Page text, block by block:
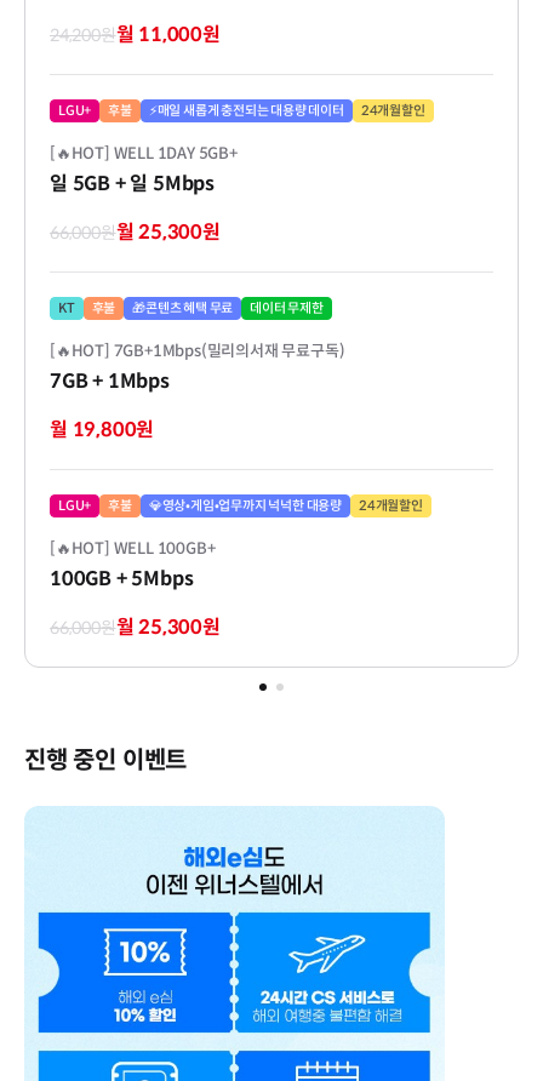
24,200원월 11,000원
LGU+ 후불 ⚡매일 새롭게 충전되는 대용량 데이터 24개월할인
[🔥HOT] WELL 1DAY 5GB+
일 5GB+ 일 5Mbps
66,000원월 25,300원
KT 후불 🎁콘텐츠 혜택 무료 데이터 무제한
[🔥HOT] 7GB+1Mbps(밀리의서재 무료구독)
7GB+ 1Mbps
월 19,800원
LGU+ 후불 💎영상•게임•업무까지 넉넉한 대용량 24개월할인
[🔥HOT] WELL 100GB+
100GB+ 5Mbps
66,000원월 25,300원
진행 중인 이벤트